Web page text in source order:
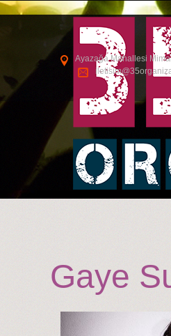
Ayazağa Mahallesi
Gaye